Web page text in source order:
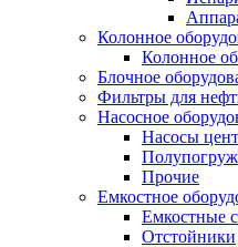
Колонное
Колонное
Блочное
Фильтры для
Насосное
Насосы
Прочие
Емкостное
Емкостные
Отстойники